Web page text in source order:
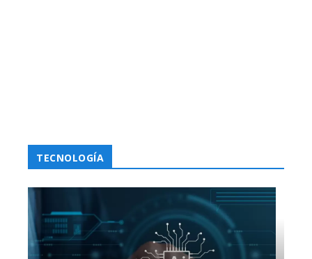
TECNOLOGÍA